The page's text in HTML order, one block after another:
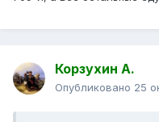
Корзухин А.
Опубликовано 25